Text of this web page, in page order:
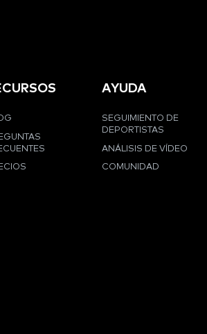
AYUDA
SEGUIMIENTO DE
DEPORTISTAS
ANÁLISIS DE VÍDEO
COMUNIDAD